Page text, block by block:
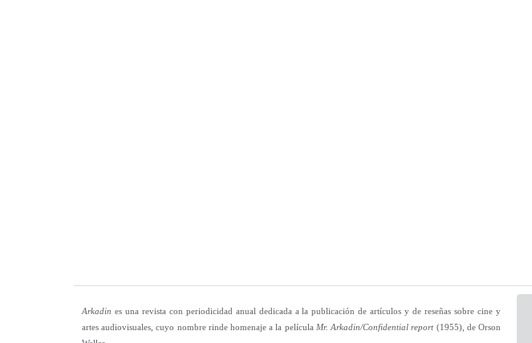
Arkadin es una revista con periodicidad anual dedicada a la publicación de artículos y de reseñas sobre cine y
artes audiovisuales, cuyo nombre rinde homenaje a la película Mr. Arkadin/Confidential report (1955), de Orson